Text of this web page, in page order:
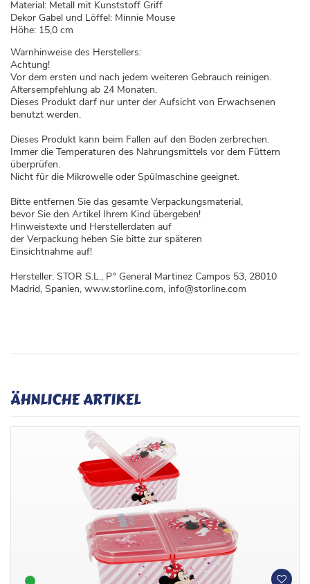
Material: Metall mit Kunststoff Griff
Dekor Gabel und Löffel: Minnie Mouse
Höhe: 15,0 cm
Warnhinweise des Herstellers:
Achtung!
Vor dem ersten und nach jedem weiteren Gebrauch reinigen.
Altersempfehlung ab 24 Monaten.
Dieses Produkt darf nur unter der Aufsicht von Erwachsenen
benutzt werden.
Dieses Produkt kann beim Fallen auf den Boden zerbrechen.
Immer die Temperaturen des Nahrungsmittels vor dem Füttern
überprüfen.
Nicht für die Mikrowelle oder Spülmaschine geeignet.
Bitte entfernen Sie das gesamte Verpackungsmaterial,
bevor Sie den Artikel Ihrem Kind übergeben!
Hinweistexte und Herstellerdaten auf
der Verpackung heben Sie bitte zur späteren
Einsichtnahme auf!
Hersteller: STOR S.L., P° General Martinez Campos 53, 28010
Madrid, Spanien, www.storline.com, info@storline.com
ÄHNLICHE ARTIKEL